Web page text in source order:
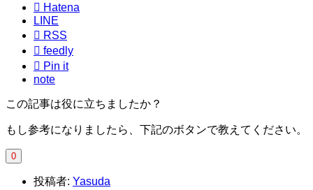
 Hatena
LINE
 RSS
 feedly
 Pin it
note
この記事は役に立ちましたか？
もし参考になりましたら、下記のボタンで教えてください。
0
投稿者: Yasuda